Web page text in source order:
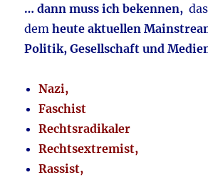
… dann muss ich bekennen,
demheute aktuellen
Politik, Gesellschaft und
Nazi,
Faschist
Rechtsradikaler
Rechtsextremist,
Rassist,